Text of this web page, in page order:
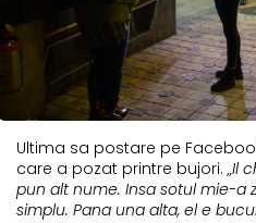
Ultima sa postare pe
care a pozat printre bujori.„Il
pun alt nume. Insa sotul mie-a
simplu. Pana una alta, el e